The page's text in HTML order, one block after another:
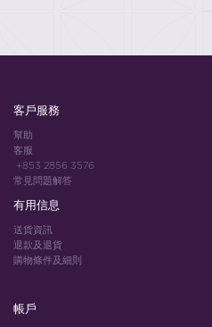
客戶服務
幫助
客服
+853 2856 3576
常見問題解答
有用信息
送貨資訊
退款及退貨
購物條件及細則
帳戶